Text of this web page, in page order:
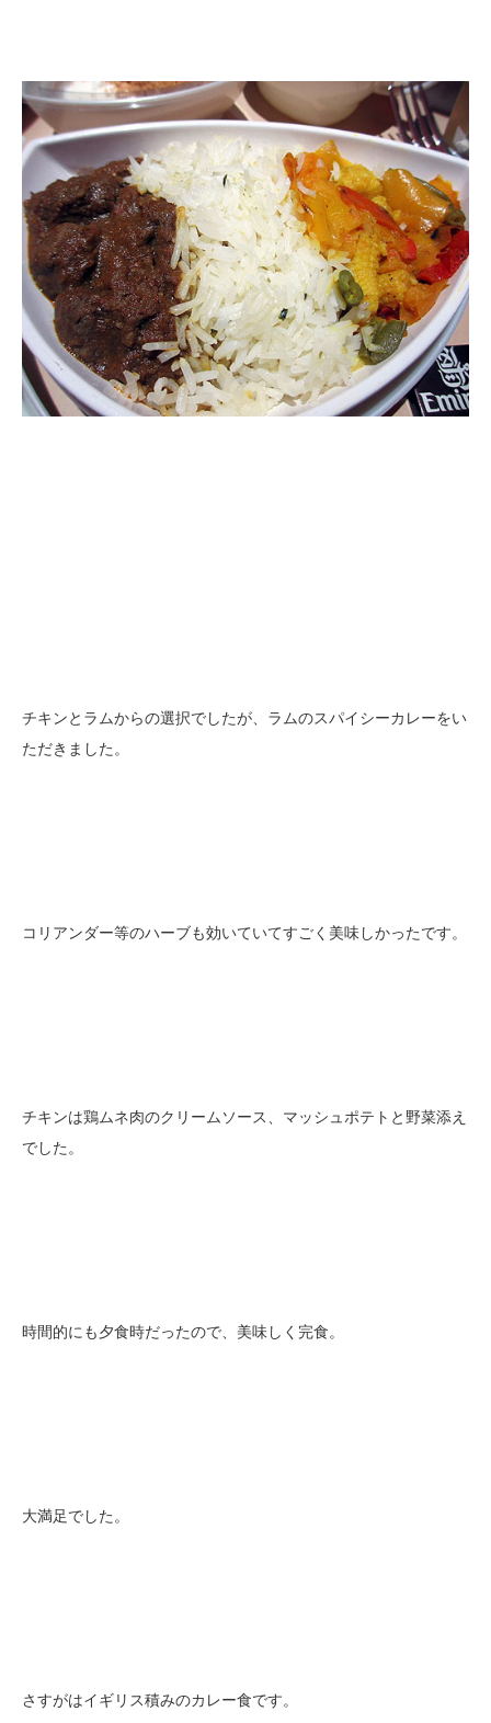
チキンとラムからの選択でしたが、ラムのスパイシーカレーをい
ただきました。
コリアンダー等のハーブも効いていてすごく美味しかったです。
チキンは鶏ムネ肉のクリームソース、マッシュポテトと野菜添え
でした。
時間的にも夕食時だったので、美味しく完食。
大満足でした。
さすがはイギリス積みのカレー食です。